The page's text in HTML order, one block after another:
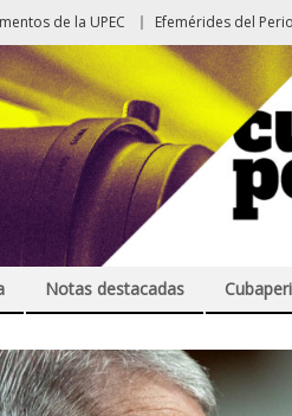
de la UPEC Efemérides del
Notas destacadas